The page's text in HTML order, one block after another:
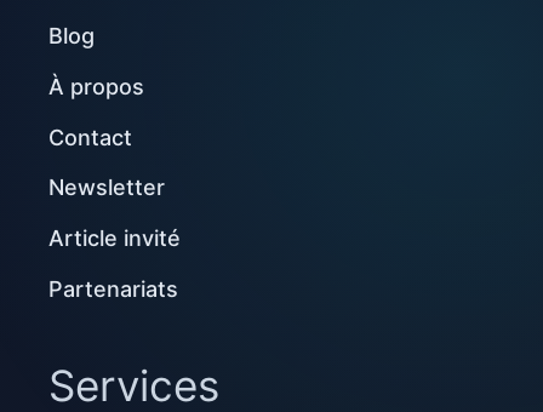
Blog
À propos
Contact
Newsletter
Article invité
Partenariats
Services